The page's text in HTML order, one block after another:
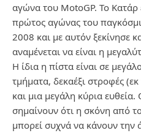
αγώνα του MotoGP. Το Κατάρ
πρώτος αγώνας του
2008 και με αυτόν ξεκίνησε
αναμένεται να είναι η
Η ίδια η πίστα είναι σε
τμήματα, δεκαέξι στροφές
και μια μεγάλη κύρια
σημαίνουν ότι η σκόνη από
μπορεί συχνά να κάνουν την